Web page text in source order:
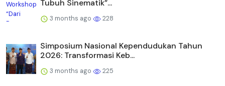
Tubuh Sinematik”...
3 months ago 228
Simposium Nasional Kependudukan Tahun
2026: Transformasi Keb...
3 months ago 225